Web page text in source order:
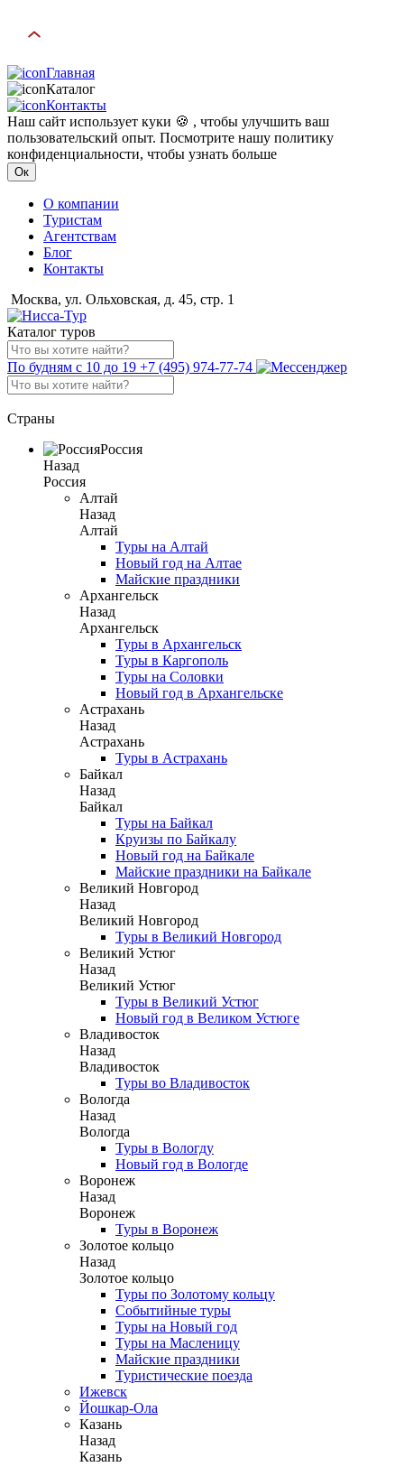
Главная
Каталог
Контакты
Наш сайт использует куки 🍪 , чтобы улучшить ваш
пользовательский опыт. Посмотрите нашу политику
конфиденциальности, чтобы узнать больше
Ок
О компании
Туристам
Агентствам
Блог
Контакты
Москва, ул. Ольховская, д. 45, стр. 1
Каталог туров
По будням с 10 до 19 +7 (495) 974-77-74
Страны
Россия
Назад
Россия
Алтай
Назад
Алтай
Туры на Алтай
Новый год на Алтае
Майские праздники
Архангельск
Назад
Архангельск
Туры в Архангельск
Туры в Каргополь
Туры на Соловки
Новый год в Архангельске
Астрахань
Назад
Астрахань
Туры в Астрахань
Байкал
Назад
Байкал
Туры на Байкал
Круизы по Байкалу
Новый год на Байкале
Майские праздники на Байкале
Великий Новгород
Назад
Великий Новгород
Туры в Великий Новгород
Великий Устюг
Назад
Великий Устюг
Туры в Великий Устюг
Новый год в Великом Устюге
Владивосток
Назад
Владивосток
Туры во Владивосток
Вологда
Назад
Вологда
Туры в Вологду
Новый год в Вологде
Воронеж
Назад
Воронеж
Туры в Воронеж
Золотое кольцо
Назад
Золотое кольцо
Туры по Золотому кольцу
Событийные туры
Туры на Новый год
Туры на Масленицу
Майские праздники
Туристические поезда
Ижевск
Йошкар-Ола
Казань
Назад
Казань